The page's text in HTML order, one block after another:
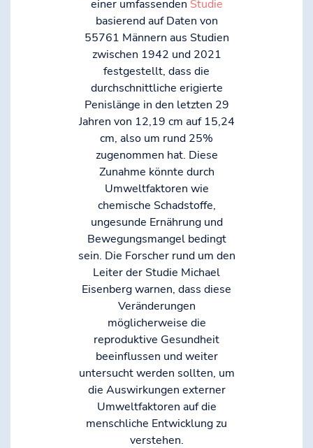
einer umfassenden Studie
basierend auf Daten von
55761 Männern aus Studien
zwischen 1942 und 2021
festgestellt, dass die
durchschnittliche erigierte
Penislänge in den letzten 29
Jahren von 12,19 cm auf 15,24
cm, also um rund 25%
zugenommen hat. Diese
Zunahme könnte durch
Umweltfaktoren wie
chemische Schadstoffe,
ungesunde Ernährung und
Bewegungsmangel bedingt
sein. Die Forscher rund um den
Leiter der Studie Michael
Eisenberg warnen, dass diese
Veränderungen
möglicherweise die
reproduktive Gesundheit
beeinflussen und weiter
untersucht werden sollten, um
die Auswirkungen externer
Umweltfaktoren auf die
menschliche Entwicklung zu
verstehen.